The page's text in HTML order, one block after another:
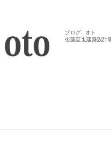
ブログ . オト
後藤直也建築設計